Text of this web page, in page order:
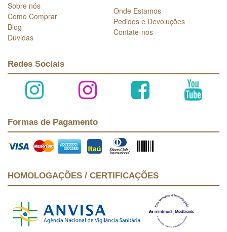
Sobre nós
Como Comprar
Blog
Dúvidas
Onde Estamos
Pedidos e Devoluções
Contate-nos
Redes Sociais
Formas de Pagamento
HOMOLOGAÇÕES / CERTIFICAÇÕES